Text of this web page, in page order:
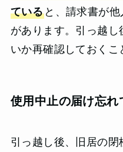
ている と、請求書が
があります。引っ越
いか再確認しておくこ
使用中止の届け忘れ
引っ越し後、旧居の閉